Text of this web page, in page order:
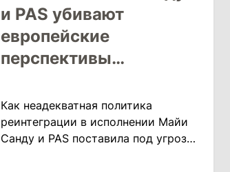
и PAS убивают
европейские
перспективы
Как неадекватная политика
реинтеграции в исполнении Майи
Санду и PAS поставила под угрозу